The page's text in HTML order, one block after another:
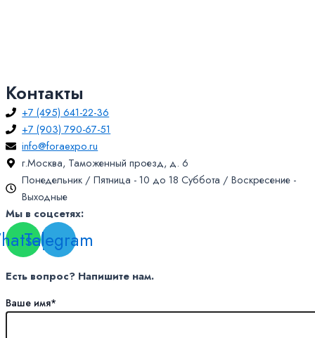
Контакты
+7 (495) 641-22-36
+7 (903) 790-67-51
info@foraexpo.ru
г.Москва, Таможенный проезд, д. 6
Понедельник / Пятница - 10 до 18 Суббота / Воскресение -
Выходные
Мы в соцсетях:
Telegram
Есть вопрос? Напишите нам.
Ваше имя*